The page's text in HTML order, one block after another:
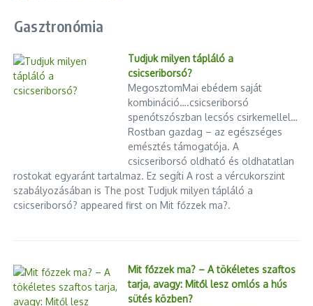
Gasztronómia
Tudjuk milyen tápláló a
csicseriborsó?
MegosztomMai ebédem saját
kombináció….csicseriborsó
spenótszószban lecsós csirkemellel…
Rostban gazdag – az egészséges
emésztés támogatója. A
csicseriborsó oldható és oldhatatlan
rostokat egyaránt tartalmaz. Ez segíti A rost a vércukorszint
szabályozásában is The post Tudjuk milyen tápláló a
csicseriborsó? appeared first on Mit főzzek ma?.
Mit főzzek ma? – A tökéletes szaftos
tarja, avagy: Mitől lesz omlós a hús
sütés közben?